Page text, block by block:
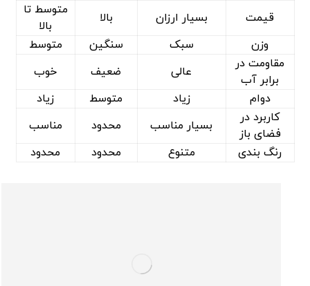
قیمت
بسیار ارزان بالا
متوسط تا
بالا
وزن
سبک سنگین
متوسط
مقاومت در
برابر آب
عالی ضعیف
خوب
دوام
زیاد متوسط
زیاد
کاربرد در
فضای باز
بسیار مناسب محدود
مناسب
رنگ بندی
متنوع محدود محدود